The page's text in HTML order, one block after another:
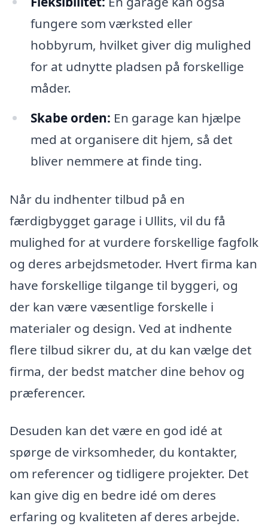
fungere som værksted eller
hobbyrum, hvilket giver dig mulighed
for at udnytte pladsen på forskellige
måder.
Skabe orden: En garage kan hjælpe
med at organisere dit hjem, så det
bliver nemmere at finde ting.
Når du indhenter tilbud på en
færdigbygget garage i Ullits, vil du få
mulighed for at vurdere forskellige fagfolk
og deres arbejdsmetoder. Hvert firma kan
have forskellige tilgange til byggeri, og
der kan være væsentlige forskelle i
materialer og design. Ved at indhente
flere tilbud sikrer du, at du kan vælge det
firma, der bedst matcher dine behov og
præferencer.
Desuden kan det være en god idé at
spørge de virksomheder, du kontakter,
om referencer og tidligere projekter. Det
kan give dig en bedre idé om deres
erfaring og kvaliteten af deres arbejde.